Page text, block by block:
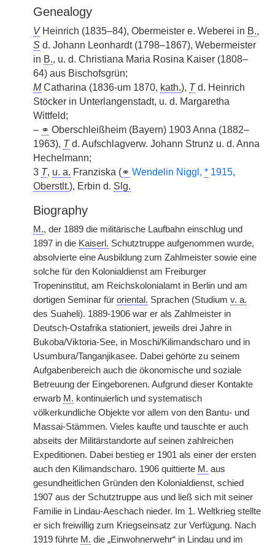
Genealogy
VHeinrich (1835–84), Obermeister e. Weberei in B.,
S d. Johann Leonhardt (1798–1867), Webermeister
in B., u. d. Christiana Maria Rosina Kaiser (1808–
64) aus Bischofsgrün;
MCatharina (1836-um 1870, kath.), Td. Heinrich
Stöcker in Unterlangenstadt, u. d. Margaretha
Wittfeld;
– ⚭ Oberschleißheim (Bayern) 1903 Anna (1882–
1963), Td. Aufschlagverw. Johann Strunz u. d. Anna
Hechelmann;
3 T, u. a. Franziska (⚭ Wendelin Niggl, * 1915,
Oberstlt.), Erbin d. Slg.
Biography
M., der 1889 die militärische Laufbahn einschlug und
1897 in die Kaiserl. Schutztruppe aufgenommen wurde,
absolvierte eine Ausbildung zum Zahlmeister sowie eine
solche für den Kolonialdienst am Freiburger
Tropeninstitut, am Reichskolonialamt in Berlin und am
dortigen Seminar für oriental. Sprachen (Studium v. a.
des Suaheli). 1889-1906 war er als Zahlmeister in
Deutsch-Ostafrika stationiert, jeweils drei Jahre in
Bukoba/Viktoria-See, in Moschi/Kilimandscharo und in
Usumbura/Tanganjikasee. Dabei gehörte zu seinem
Aufgabenbereich auch die ökonomische und soziale
Betreuung der Eingeborenen. Aufgrund dieser Kontakte
erwarb M. kontinuierlich und systematisch
völkerkundliche Objekte vor allem von den Bantu- und
Massai-Stämmen. Vieles kaufte und tauschte er auch
abseits der Militärstandorte auf seinen zahlreichen
Expeditionen. Dabei bestieg er 1901 als einer der ersten
auch den Kilimandscharo. 1906 quittierte M. aus
gesundheitlichen Gründen den Kolonialdienst, schied
1907 aus der Schutztruppe aus und ließ sich mit seiner
Familie in Lindau-Aeschach nieder. Im 1. Weltkrieg stellte
er sich freiwillig zum Kriegseinsatz zur Verfügung. Nach
1919 führte M. die „Einwohnerwehr“ in Lindau und im